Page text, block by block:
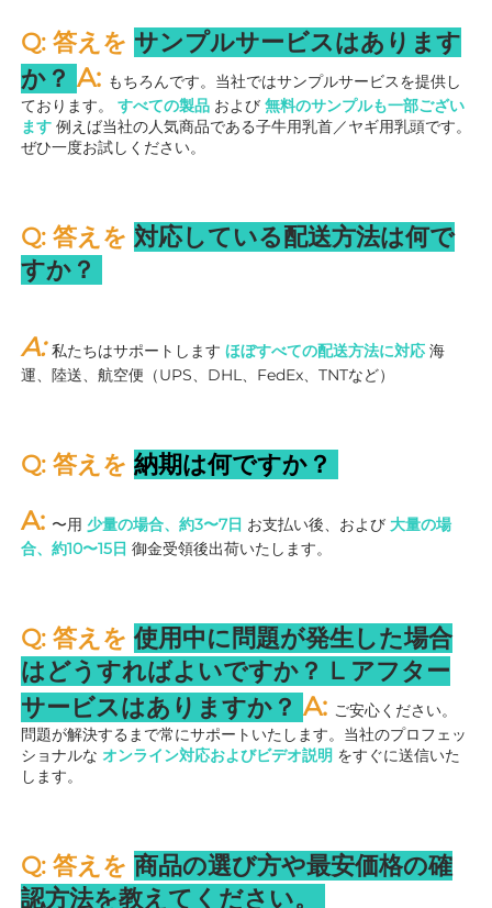
Q: 答えを サンプルサービスはあります
か？ A: もちろんです。当社ではサンプルサービスを提供し
ております。 すべての製品 および 無料のサンプルも一部ござい
ます 例えば当社の人気商品である子牛用乳首／ヤギ用乳頭です。
ぜひ一度お試しください。
Q: 答えを 対応している配送方法は何で
すか？
A: 私たちはサポートします ほぼすべての配送方法に対応 海
運、陸送、航空便（UPS、DHL、FedEx、TNTなど）
Q: 答えを 納期は何ですか？
A: 〜用 少量の場合、約3〜7日 お支払い後、および 大量の場
合、約10〜15日 御金受領後出荷いたします。
Q: 答えを 使用中に問題が発生した場合
はどうすればよいですか？ L アフター
サービスはありますか？ A: ご安心ください。
問題が解決するまで常にサポートいたします。当社のプロフェッ
ショナルな オンライン対応およびビデオ説明 をすぐに送信いた
します。
Q: 答えを 商品の選び方や最安価格の確
認方法を教えてください。